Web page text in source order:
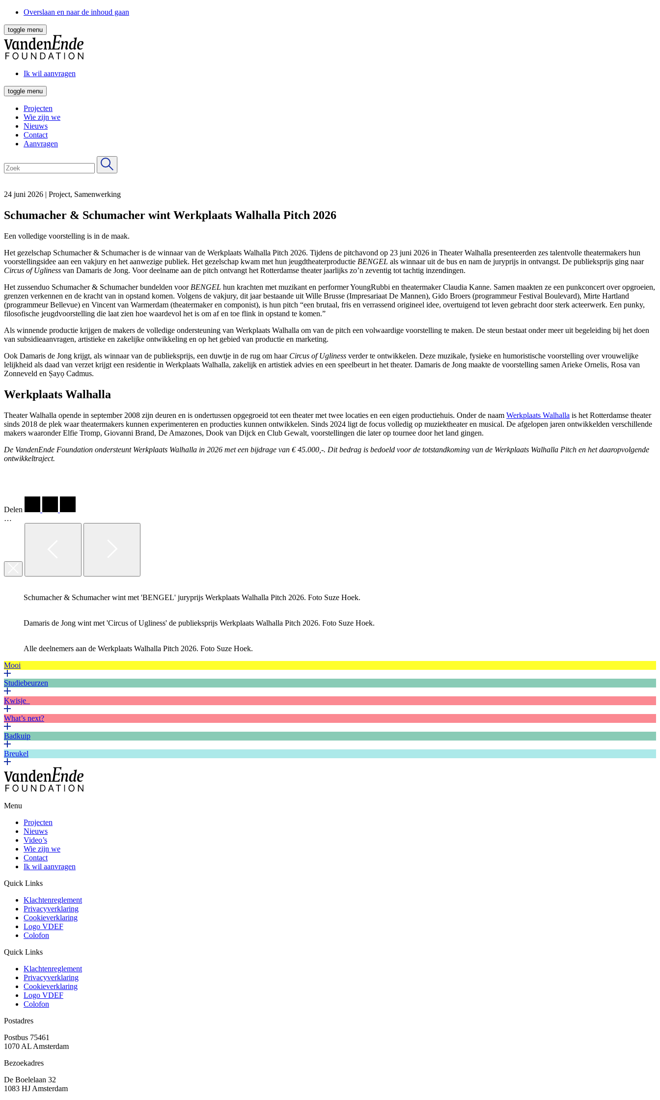
Overslaan en naar de inhoud gaan
toggle menu
Ik wil aanvragen
toggle menu
Projecten
Wie zijn we
Nieuws
Contact
Aanvragen
24 juni 2026 | Project, Samenwerking
Schumacher & Schumacher wint Werkplaats Walhalla Pitch 2026
Een volledige voorstelling is in de maak.
Het gezelschap Schumacher & Schumacher is de winnaar van de Werkplaats Walhalla Pitch 2026. Tijdens de pitchavond op 23 juni 2026 in Theater Walhalla presenteerden zes talentvolle theatermakers hun
voorstellingsidee aan een vakjury en het aanwezige publiek. Het gezelschap kwam met hun jeugdtheaterproductie BENGEL als winnaar uit de bus en nam de juryprijs in ontvangst. De publieksprijs ging naar
Circus of Ugliness van Damaris de Jong. Voor deelname aan de pitch ontvangt het Rotterdamse theater jaarlijks zo’n zeventig tot tachtig inzendingen.
Het zussenduo Schumacher & Schumacher bundelden voor BENGEL hun krachten met muzikant en performer YoungRubbi en theatermaker Claudia Kanne. Samen maakten ze een punkconcert over opgroeien,
grenzen verkennen en de kracht van in opstand komen. Volgens de vakjury, dit jaar bestaande uit Wille Brusse (Impresariaat De Mannen), Gido Broers (programmeur Festival Boulevard), Mirte Hartland
(programmeur Bellevue) en Vincent van Warmerdam (theatermaker en componist), is hun pitch “een brutaal, fris en verrassend origineel idee, overtuigend tot leven gebracht door sterk acteerwerk. Een punky,
filosofische jeugdvoorstelling die laat zien hoe waardevol het is om af en toe flink in opstand te komen.”
Als winnende productie krijgen de makers de volledige ondersteuning van Werkplaats Walhalla om van de pitch een volwaardige voorstelling te maken. De steun bestaat onder meer uit begeleiding bij het doen
van subsidieaanvragen, artistieke en zakelijke ontwikkeling en op het gebied van productie en marketing.
Ook Damaris de Jong krijgt, als winnaar van de publieksprijs, een duwtje in de rug om haar Circus of Ugliness verder te ontwikkelen. Deze muzikale, fysieke en humoristische voorstelling over vrouwelijke
lelijkheid als daad van verzet krijgt een residentie in Werkplaats Walhalla, zakelijk en artistiek advies en een speelbeurt in het theater. Damaris de Jong maakte de voorstelling samen Arieke Ornelis, Rosa van
Zonneveld en Ṣayọ Cadmus.
Werkplaats Walhalla
Theater Walhalla opende in september 2008 zijn deuren en is ondertussen opgegroeid tot een theater met twee locaties en een eigen productiehuis. Onder de naam Werkplaats Walhalla is het Rotterdamse theater
sinds 2018 de plek waar theatermakers kunnen experimenteren en producties kunnen ontwikkelen. Sinds 2024 ligt de focus volledig op muziektheater en musical. De afgelopen jaren ontwikkelden verschillende
makers waaronder Elfie Tromp, Giovanni Brand, De Amazones, Dook van Dijck en Club Gewalt, voorstellingen die later op tournee door het land gingen.
De VandenEnde Foundation ondersteunt Werkplaats Walhalla in 2026 met een bijdrage van € 45.000,-. Dit bedrag is bedoeld voor de totstandkoming van de Werkplaats Walhalla Pitch en het daaropvolgende
ontwikkeltraject.
Delen
…
Schumacher & Schumacher wint met 'BENGEL' juryprijs Werkplaats Walhalla Pitch 2026. Foto Suze Hoek.
Damaris de Jong wint met 'Circus of Ugliness' de publieksprijs Werkplaats Walhalla Pitch 2026. Foto Suze Hoek.
Alle deelnemers aan de Werkplaats Walhalla Pitch 2026. Foto Suze Hoek.
Mooi
Studiebeurzen
Kwisje
What’s next?
Badkuip
Breukel
Menu
Projecten
Nieuws
Video’s
Wie zijn we
Contact
Ik wil aanvragen
Quick Links
Klachtenreglement
Privacyverklaring
Cookieverklaring
Logo VDEF
Colofon
Quick Links
Klachtenreglement
Privacyverklaring
Cookieverklaring
Logo VDEF
Colofon
Postadres
Postbus 75461
1070 AL Amsterdam
Bezoekadres
De Boelelaan 32
1083 HJ Amsterdam